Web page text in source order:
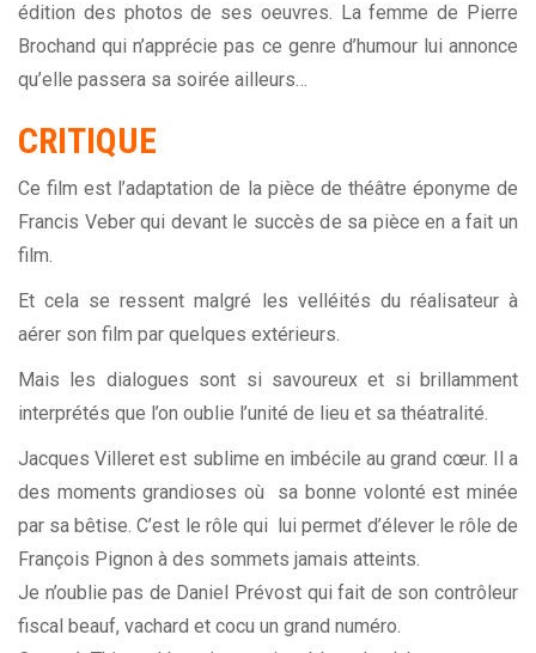
édition des photos de ses oeuvres. La femme de Pierre
Brochand qui n’apprécie pas ce genre d’humour lui annonce
qu’elle passera sa soirée ailleurs…
CRITIQUE
Ce film est l’adaptation de la pièce de théâtre éponyme de
Francis Veber qui devant le succès de sa pièce en a fait un
film.
Et cela se ressent malgré les velléités du réalisateur à
aérer son film par quelques extérieurs.
Mais les dialogues sont si savoureux et si brillamment
interprétés que l’on oublie l’unité de lieu et sa théatralité.
Jacques Villeret est sublime en imbécile au grand cœur. Il a
des moments grandioses où sa bonne volonté est minée
par sa bêtise. C’est le rôle qui lui permet d’élever le rôle de
François Pignon à des sommets jamais atteints.
Je n’oublie pas de Daniel Prévost qui fait de son contrôleur
fiscal beauf, vachard et cocu un grand numéro.